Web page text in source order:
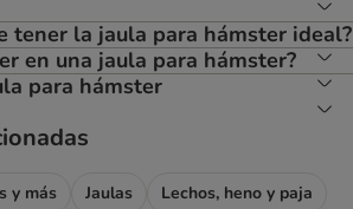
tener la jaula para hámster ideal?
en una jaula para hámster?
para hámster
y más Jaulas
Lechos, heno y paja